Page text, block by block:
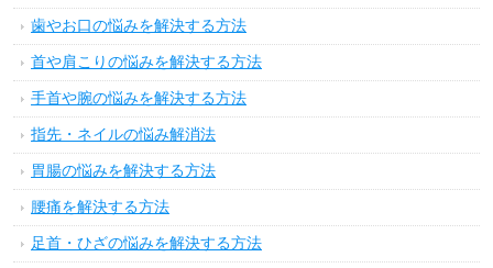
歯やお口の悩みを解決する方法
首や肩こりの悩みを解決する方法
手首や腕の悩みを解決する方法
指先・ネイルの悩み解消法
胃腸の悩みを解決する方法
腰痛を解決する方法
足首・ひざの悩みを解決する方法